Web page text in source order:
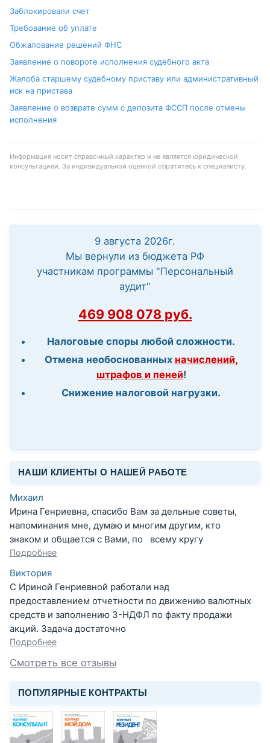
Заблокировали счет
Требование об уплате
Обжалование решений ФНС
Заявление о повороте исполнения судебного акта
Жалоба старшему судебному приставу или административный
иск на пристава
Заявление о возврате сумм с депозита ФССП после отмены
исполнения
Информация носит справочный характер и не является юридической
консультацией. За индивидуальной оценкой обратитесь к специалисту.
9 августа 2026г.
Мы вернули из бюджета РФ
участникам программы "Персональный
аудит"
469 908 078 руб.
Налоговые споры любой сложности.
Отмена необоснованных начислений,
штрафов и пеней!
Снижение налоговой нагрузки.
НАШИ КЛИЕНТЫ О НАШЕЙ РАБОТЕ
Михаил
Ирина Генриевна, спасибо Вам за дельные советы,
напоминания мне, думаю и многим другим, кто
знаком и общается с Вами, по всему кругу
Подробнее
Виктория
С Ириной Генриевной работали над
предоставлением отчетности по движению валютных
средств и заполнению 3-НДФЛ по факту продажи
акций. Задача достаточно
Подробнее
Смотреть все отзывы
ПОПУЛЯРНЫЕ КОНТРАКТЫ